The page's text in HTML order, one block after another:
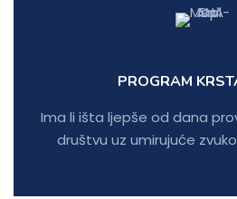
PROGRAM
Ima li išta ljepše od dana
društvu uz umirujuće